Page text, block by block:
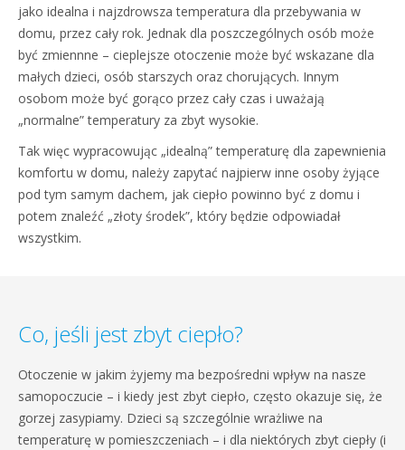
jako idealna i najzdrowsza temperatura dla przebywania w
domu, przez cały rok. Jednak dla poszczególnych osób może
być zmiennne – cieplejsze otoczenie może być wskazane dla
małych dzieci, osób starszych oraz chorujących. Innym
osobom może być gorąco przez cały czas i uważają
„normalne” temperatury za zbyt wysokie.
Tak więc wypracowując „idealną” temperaturę dla zapewnienia
komfortu w domu, należy zapytać najpierw inne osoby żyjące
pod tym samym dachem, jak ciepło powinno być z domu i
potem znaleźć „złoty środek”, który będzie odpowiadał
wszystkim.
Co, jeśli jest zbyt ciepło?
Otoczenie w jakim żyjemy ma bezpośredni wpływ na nasze
samopoczucie – i kiedy jest zbyt ciepło, często okazuje się, że
gorzej zasypiamy. Dzieci są szczególnie wrażliwe na
temperaturę w pomieszczeniach – i dla niektórych zbyt ciepły (i